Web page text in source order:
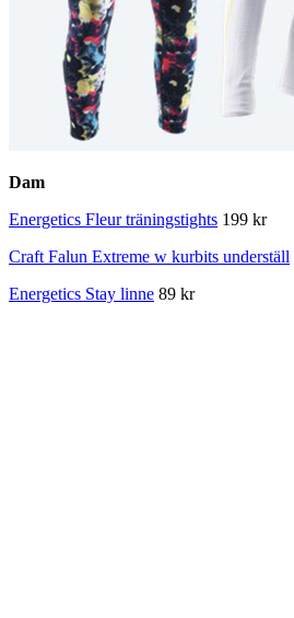
Dam
Energetics Fleur träningstights 199 kr
Craft Falun Extreme w kurbits underställ
Energetics Stay linne 89 kr